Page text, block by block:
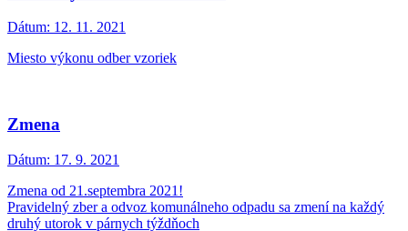
Dátum: 12. 11. 2021
Miesto výkonu odber vzoriek
Zmena
Dátum: 17. 9. 2021
Zmena od 21.septembra 2021!
Pravidelný zber a odvoz komunálneho odpadu sa zmení na každý
druhý utorok v párnych týždňoch